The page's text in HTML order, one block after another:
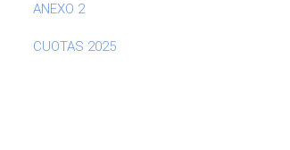
ANEXO 2
CUOTAS 2025